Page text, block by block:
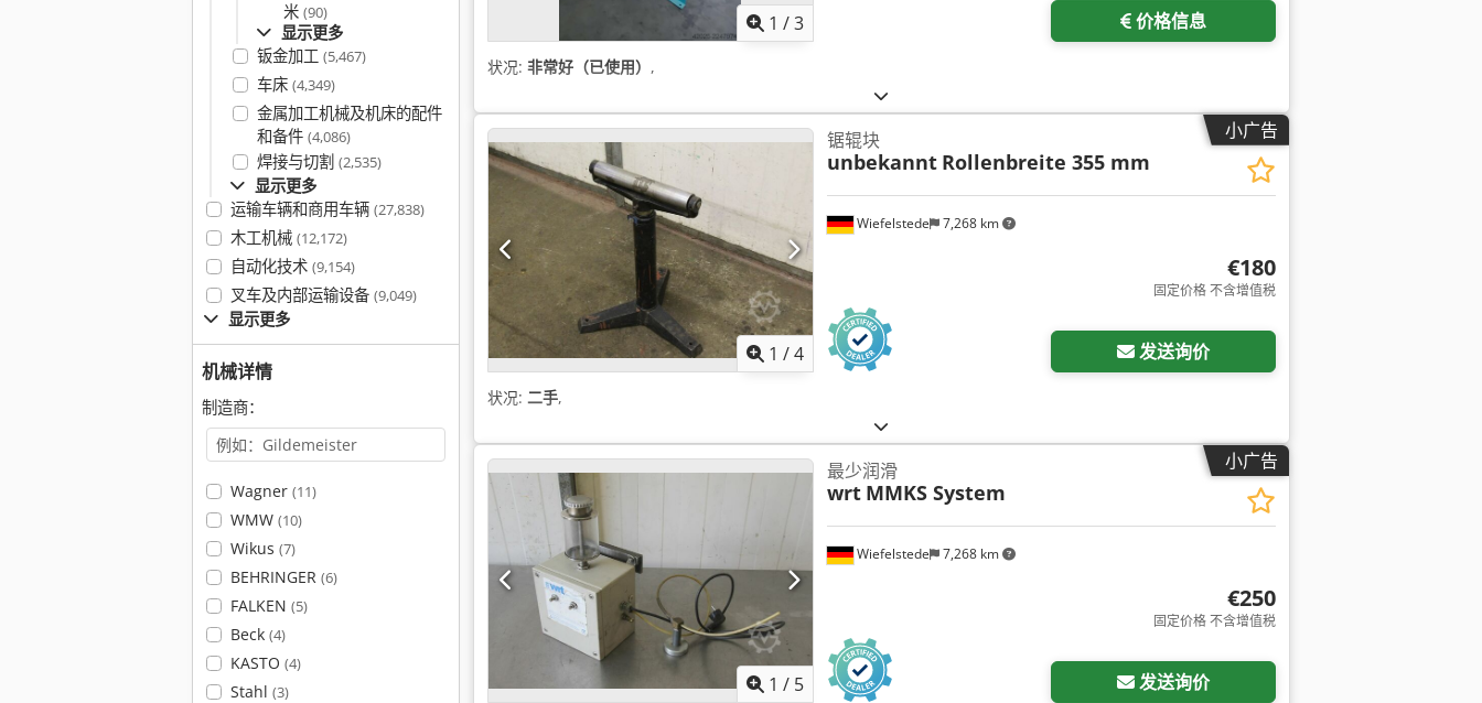
米 (90)
显示更多
钣金加工 (5,467)
车床 (4,349)
金属加工机械及机床的配件
和备件 (4,086)
焊接与切割 (2,535)
显示更多
运输车辆和商用车辆 (27,838)
木工机械 (12,172)
自动化技术 (9,154)
叉车及内部运输设备 (9,049)
显示更多
机械详情
制造商：
Wagner (11)
WMW (10)
Wikus (7)
BEHRINGER (6)
FALKEN (5)
Beck (4)
KASTO (4)
Stahl (3)
1 /3 价格信息
状况: 非常好（已使用） ,
小广告
1 /4
Wiefelstede 7,268 km
锯辊块
unbekannt Rollenbreite 355 mm
€180
固定价格 不含增值税
发送询价
状况: 二手,
小广告
1 / 5
Wiefelstede 7,268 km
最少润滑
wrt MMKS System
€250
固定价格 不含增值税
发送询价